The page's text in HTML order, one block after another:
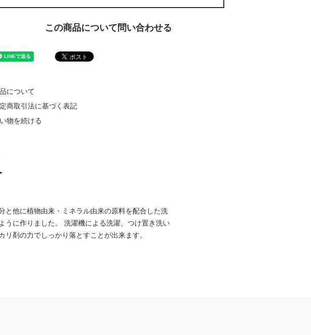
この商品について問い合わせる
について
商取引法に基づく表記
物を続ける
と他に植物由来・ミネラル由来の原料を配合した洗
うに作りました。 洗濯機による洗濯、つけ置き洗い
剤の力でしっかり落とすことが出来ます。